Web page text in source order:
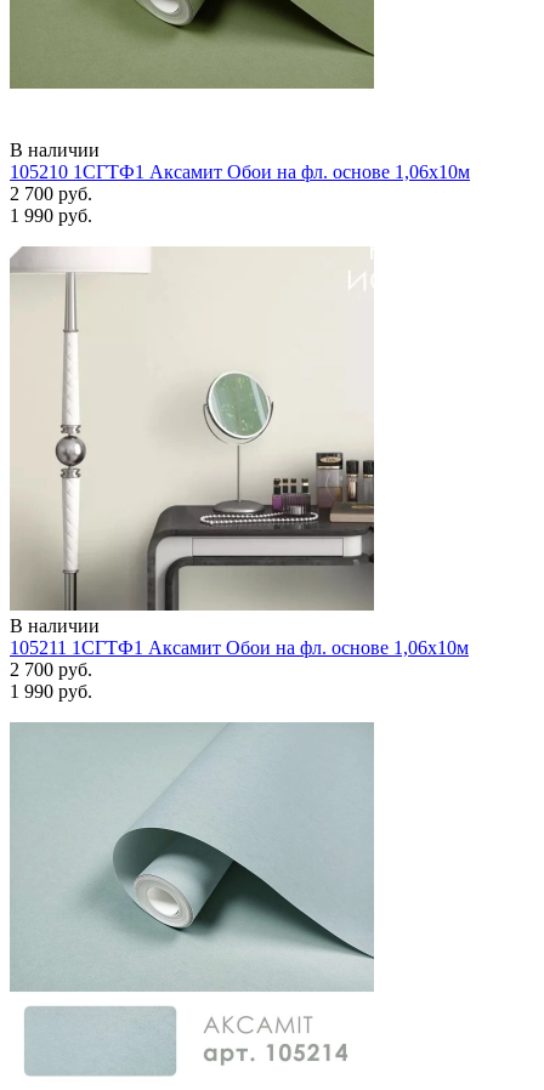
В наличии
105210 1СГТФ1 Аксамит Обои на фл. основе 1,06х10м
2 700 руб.
1 990 руб.
В наличии
105211 1СГТФ1 Аксамит Обои на фл. основе 1,06х10м
2 700 руб.
1 990 руб.